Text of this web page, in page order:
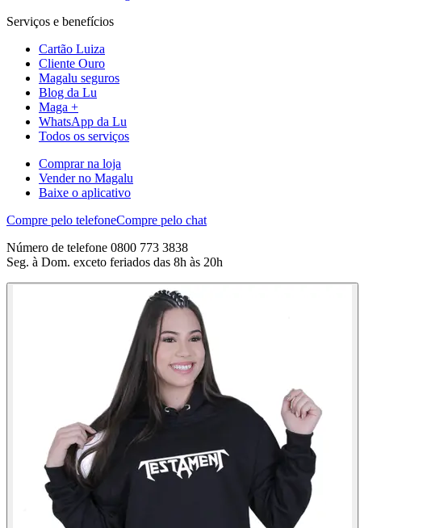
Serviços e benefícios
Cartão Luiza
Cliente Ouro
Magalu seguros
Blog da Lu
Maga +
WhatsApp da Lu
Todos os serviços
Comprar na loja
Vender no Magalu
Baixe o aplicativo
Compre pelo telefoneCompre pelo chat
Número de telefone 0800 773 3838
Seg. à Dom. exceto feriados das 8h às 20h